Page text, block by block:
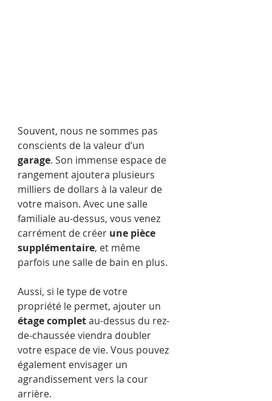
Souvent, nous ne sommes pas
conscients de la valeur d’un
garage. Son immense espace de
rangement ajoutera plusieurs
milliers de dollars à la valeur de
votre maison. Avec une salle
familiale au-dessus, vous venez
carrément de créer une pièce
supplémentaire, et même
parfois une salle de bain en plus.
Aussi, si le type de votre
propriété le permet, ajouter un
étage complet au-dessus du rez-
de-chaussée viendra doubler
votre espace de vie. Vous pouvez
également envisager un
agrandissement vers la cour
arrière.